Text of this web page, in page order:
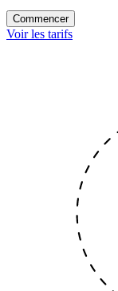
Commencer
Voir les tarifs